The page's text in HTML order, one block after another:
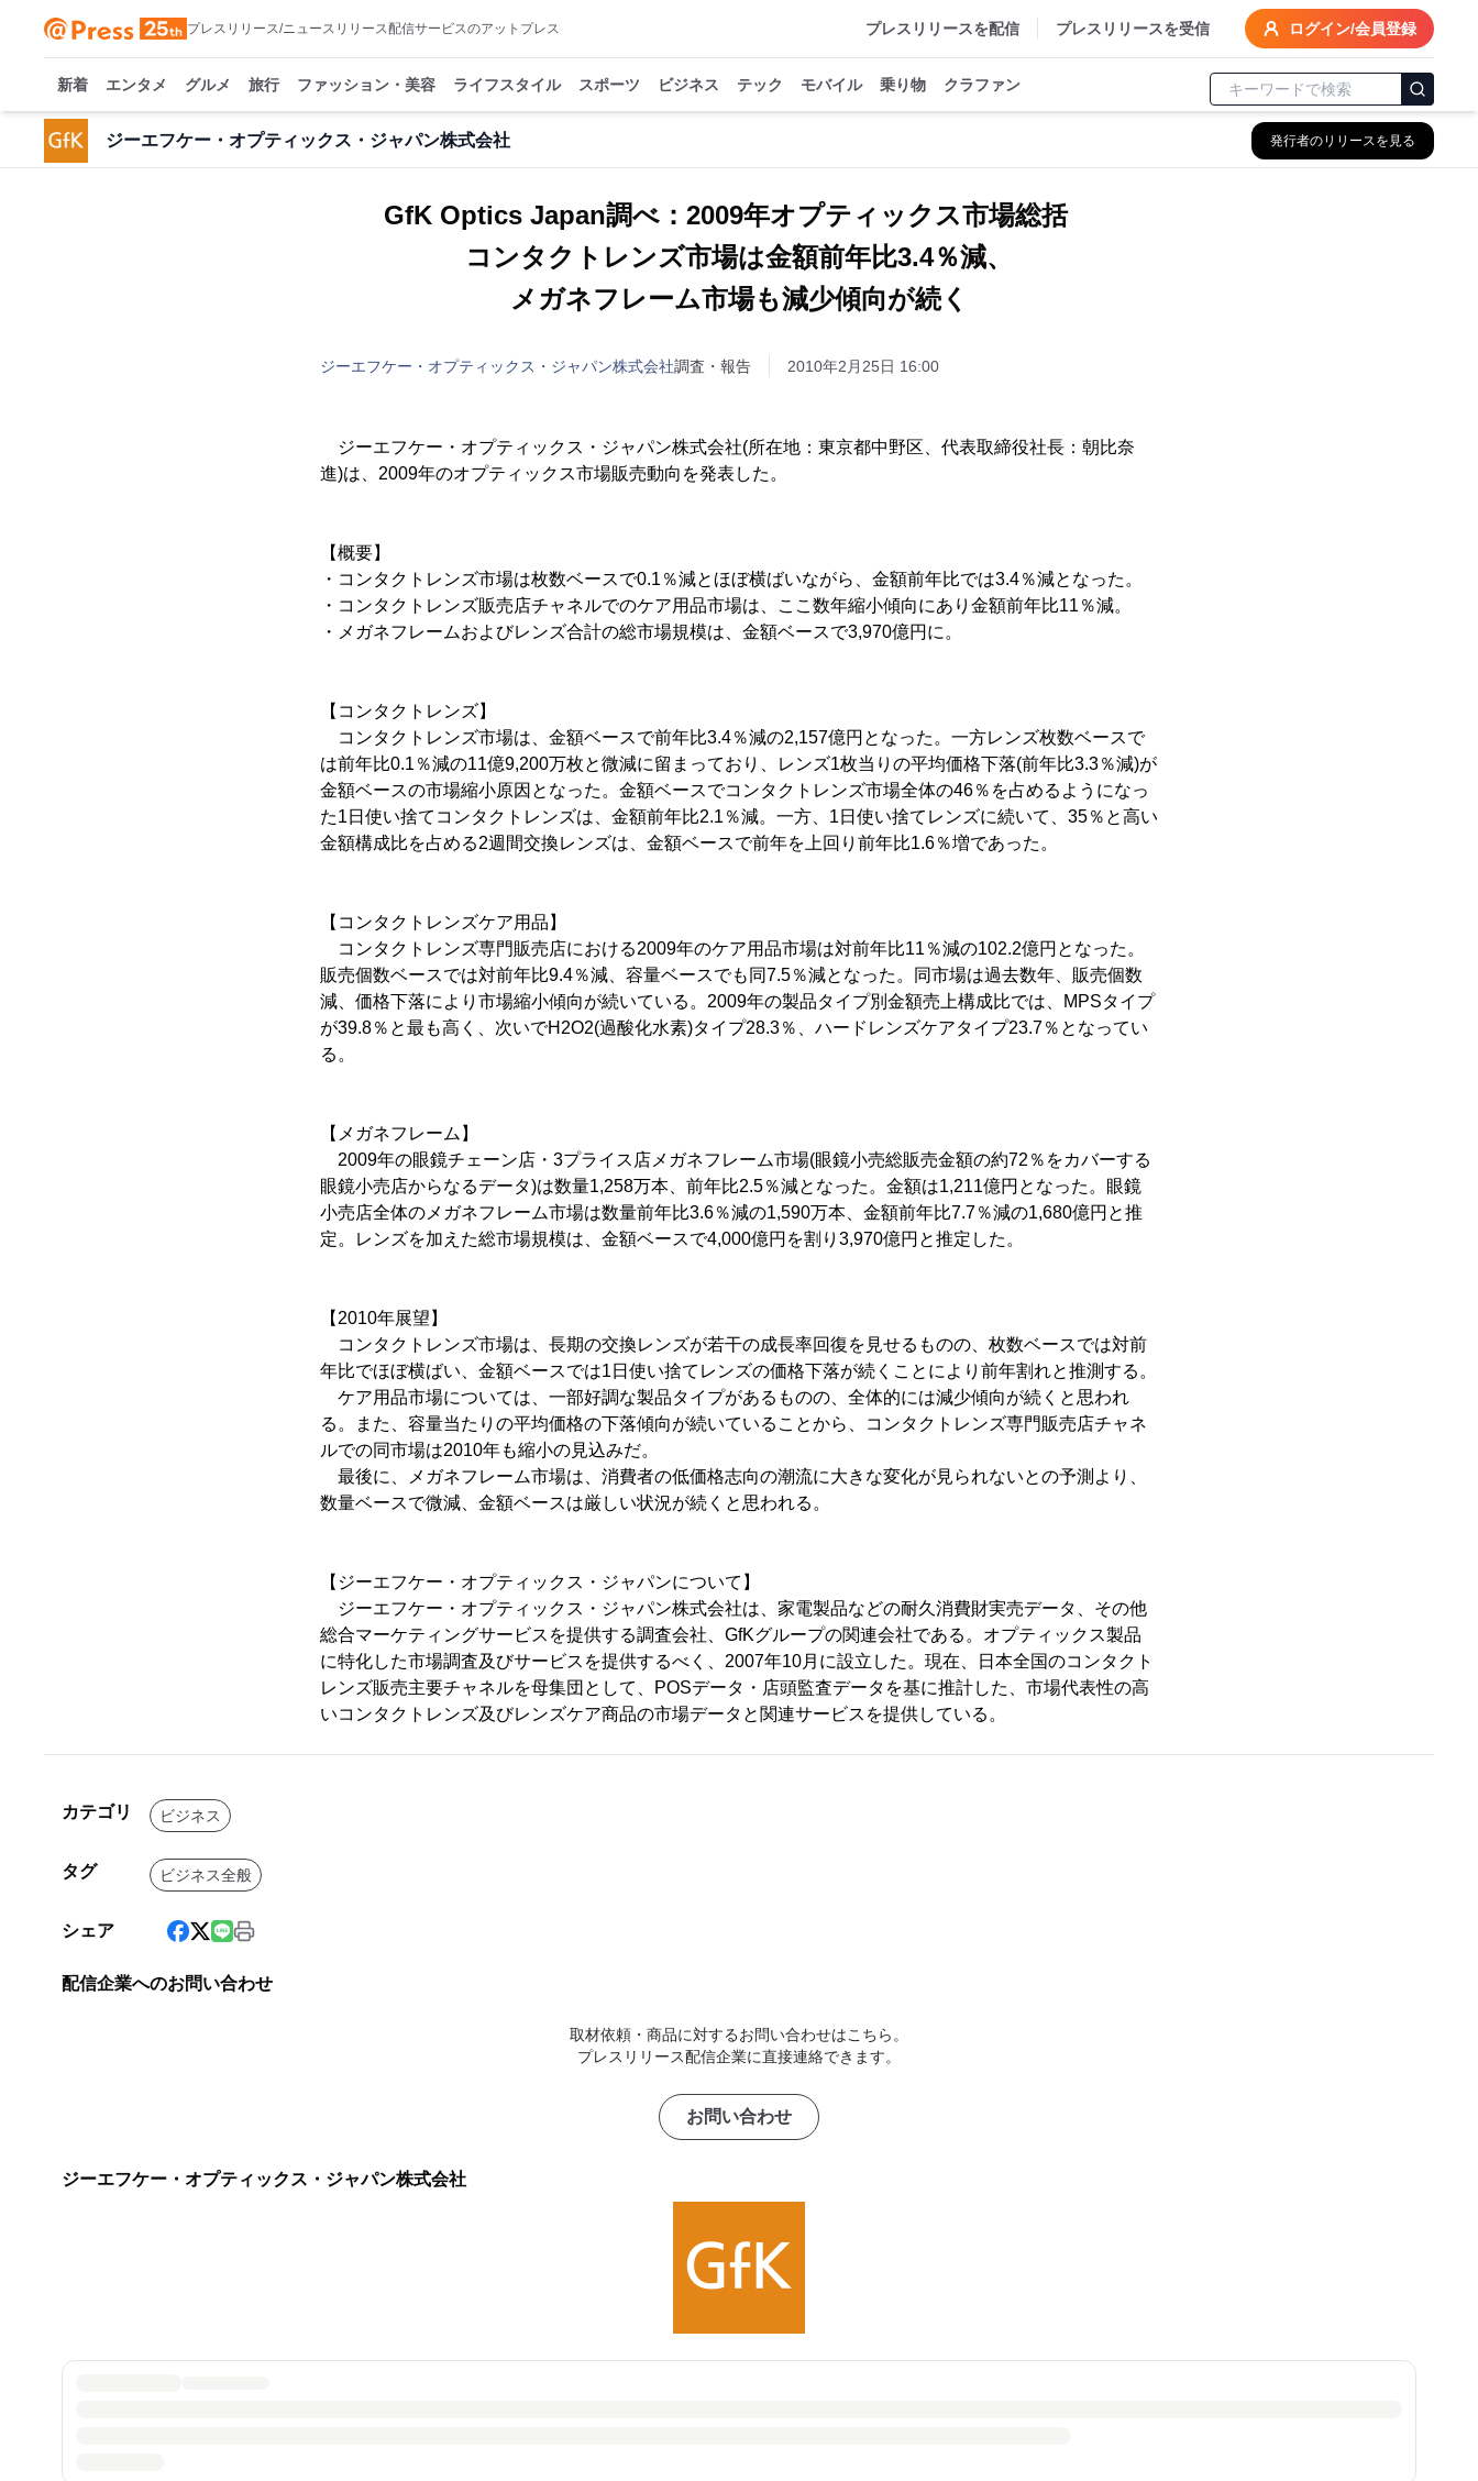
プレスリリース/ニュースリリース配信サービスのアットプレス プレスリリースを配信 プレスリリースを受信 ログイン/会員登録
新着 エンタメ グルメ 旅行 ファッション・美容 ライフスタイル スポーツ ビジネス テック モバイル 乗り物 クラファン
ジーエフケー・オプティックス・ジャパン株式会社 発行者のリリースを見る
GfK Optics Japan調べ：2009年オプティックス市場総括
コンタクトレンズ市場は金額前年比3.4％減、
メガネフレーム市場も減少傾向が続く
ジーエフケー・オプティックス・ジャパン株式会社調査・報告 2010年2月25日 16:00
ジーエフケー・オプティックス・ジャパン株式会社(所在地：東京都中野区、代表取締役社長：朝比奈
進)は、2009年のオプティックス市場販売動向を発表した。
【概要】
・コンタクトレンズ市場は枚数ベースで0.1％減とほぼ横ばいながら、金額前年比では3.4％減となった。
・コンタクトレンズ販売店チャネルでのケア用品市場は、ここ数年縮小傾向にあり金額前年比11％減。
・メガネフレームおよびレンズ合計の総市場規模は、金額ベースで3,970億円に。
【コンタクトレンズ】
コンタクトレンズ市場は、金額ベースで前年比3.4％減の2,157億円となった。一方レンズ枚数ベースで
は前年比0.1％減の11億9,200万枚と微減に留まっており、レンズ1枚当りの平均価格下落(前年比3.3％減)が
金額ベースの市場縮小原因となった。金額ベースでコンタクトレンズ市場全体の46％を占めるようになっ
た1日使い捨てコンタクトレンズは、金額前年比2.1％減。一方、1日使い捨てレンズに続いて、35％と高い
金額構成比を占める2週間交換レンズは、金額ベースで前年を上回り前年比1.6％増であった。
【コンタクトレンズケア用品】
コンタクトレンズ専門販売店における2009年のケア用品市場は対前年比11％減の102.2億円となった。
販売個数ベースでは対前年比9.4％減、容量ベースでも同7.5％減となった。同市場は過去数年、販売個数
減、価格下落により市場縮小傾向が続いている。2009年の製品タイプ別金額売上構成比では、MPSタイプ
が39.8％と最も高く、次いでH2O2(過酸化水素)タイプ28.3％、ハードレンズケアタイプ23.7％となってい
る。
【メガネフレーム】
2009年の眼鏡チェーン店・3プライス店メガネフレーム市場(眼鏡小売総販売金額の約72％をカバーする
眼鏡小売店からなるデータ)は数量1,258万本、前年比2.5％減となった。金額は1,211億円となった。眼鏡
小売店全体のメガネフレーム市場は数量前年比3.6％減の1,590万本、金額前年比7.7％減の1,680億円と推
定。レンズを加えた総市場規模は、金額ベースで4,000億円を割り3,970億円と推定した。
【2010年展望】
コンタクトレンズ市場は、長期の交換レンズが若干の成長率回復を見せるものの、枚数ベースでは対前
年比でほぼ横ばい、金額ベースでは1日使い捨てレンズの価格下落が続くことにより前年割れと推測する。
ケア用品市場については、一部好調な製品タイプがあるものの、全体的には減少傾向が続くと思われ
る。また、容量当たりの平均価格の下落傾向が続いていることから、コンタクトレンズ専門販売店チャネ
ルでの同市場は2010年も縮小の見込みだ。
最後に、メガネフレーム市場は、消費者の低価格志向の潮流に大きな変化が見られないとの予測より、
数量ベースで微減、金額ベースは厳しい状況が続くと思われる。
【ジーエフケー・オプティックス・ジャパンについて】
ジーエフケー・オプティックス・ジャパン株式会社は、家電製品などの耐久消費財実売データ、その他
総合マーケティングサービスを提供する調査会社、GfKグループの関連会社である。オプティックス製品
に特化した市場調査及びサービスを提供するべく、2007年10月に設立した。現在、日本全国のコンタクト
レンズ販売主要チャネルを母集団として、POSデータ・店頭監査データを基に推計した、市場代表性の高
いコンタクトレンズ及びレンズケア商品の市場データと関連サービスを提供している。
カテゴリ ビジネス
タグ ビジネス全般
シェア
配信企業へのお問い合わせ
取材依頼・商品に対するお問い合わせはこちら。
プレスリリース配信企業に直接連絡できます。
お問い合わせ
ジーエフケー・オプティックス・ジャパン株式会社